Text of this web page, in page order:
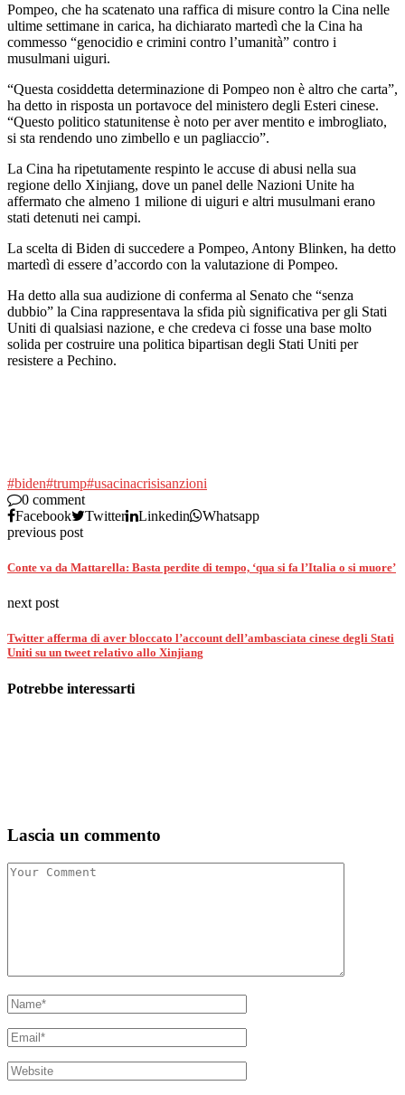
Pompeo, che ha scatenato una raffica di misure contro la Cina nelle
ultime settimane in carica, ha dichiarato martedì che la Cina ha
commesso “genocidio e crimini contro l’umanità” contro i
musulmani uiguri.
“Questa cosiddetta determinazione di Pompeo non è altro che carta”,
ha detto in risposta un portavoce del ministero degli Esteri cinese.
“Questo politico statunitense è noto per aver mentito e imbrogliato,
si sta rendendo uno zimbello e un pagliaccio”.
La Cina ha ripetutamente respinto le accuse di abusi nella sua
regione dello Xinjiang, dove un panel delle Nazioni Unite ha
affermato che almeno 1 milione di uiguri e altri musulmani erano
stati detenuti nei campi.
La scelta di Biden di succedere a Pompeo, Antony Blinken, ha detto
martedì di essere d’accordo con la valutazione di Pompeo.
Ha detto alla sua audizione di conferma al Senato che “senza
dubbio” la Cina rappresentava la sfida più significativa per gli Stati
Uniti di qualsiasi nazione, e che credeva ci fosse una base molto
solida per costruire una politica bipartisan degli Stati Uniti per
resistere a Pechino.
#biden#trump#usacinacrisisanzioni
0 comment
Facebook
Twitter Linkedin
Whatsapp
previous post
Conte va da Mattarella: Basta perdite di tempo, ‘qua si fa l’Italia o si muore’
next post
Twitter afferma di aver bloccato l’account dell’ambasciata cinese degli Stati
Uniti su un tweet relativo allo Xinjiang
Potrebbe interessarti
Lascia un commento